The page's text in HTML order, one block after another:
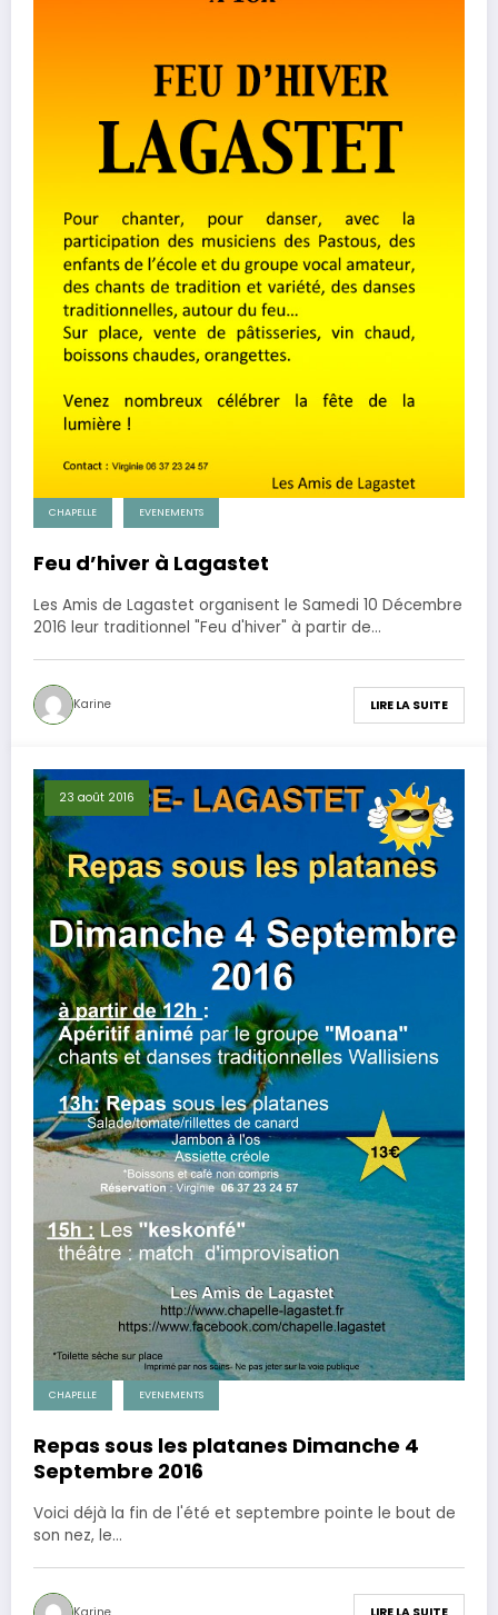
CHAPELLE EVENEMENTS
Feu d’hiver à Lagastet
Les Amis de Lagastet organisent le Samedi 10 Décembre
2016 leur traditionnel "Feu d'hiver" à partir de…
Karine LIRE LA SUITE
23 août 2016
CHAPELLE EVENEMENTS
Repas sous les platanes Dimanche 4
Septembre 2016
Voici déjà la fin de l'été et septembre pointe le bout de
son nez, le…